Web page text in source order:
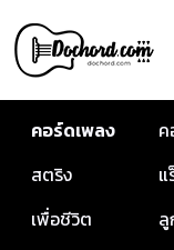
คอร์ดเพลง ค
สตริง
แ
เพื่อชีวิต
ลู